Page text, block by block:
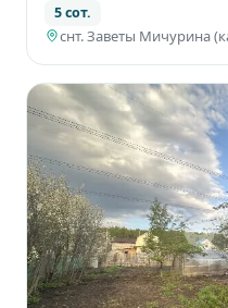
5 сот.
снт. Заветы Мичурина